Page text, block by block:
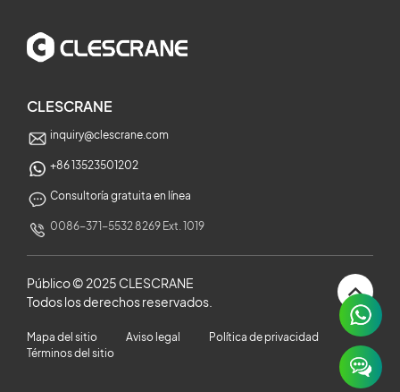
CLESCRANE
inquiry@clescrane.com
+86 13523501202
Consultoría gratuita en línea
0086-371-5532 8269 Ext. 1019
Público © 2025 CLESCRANE
Todos los derechos reservados.
Mapa del sitio Aviso legal
Política de privacidad
Términos del sitio